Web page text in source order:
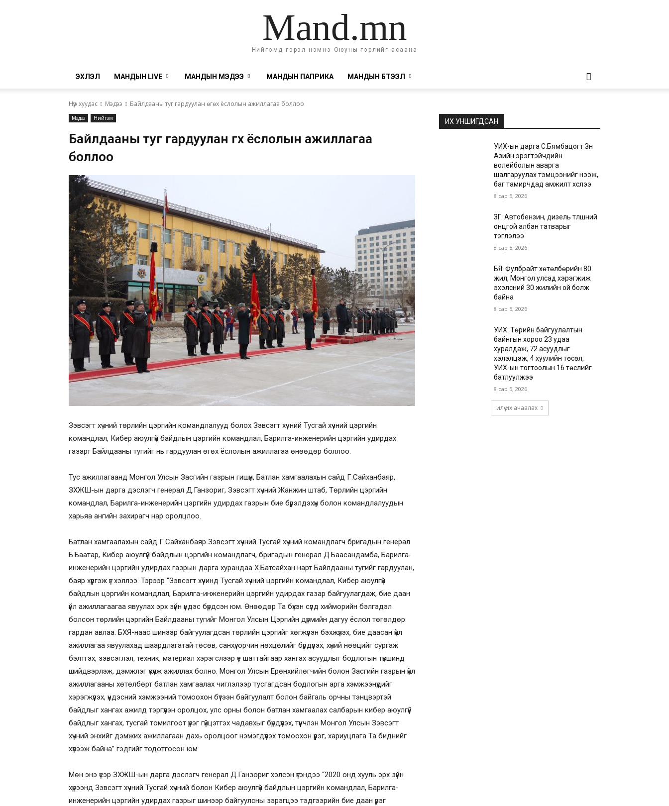
Mand.mn
Нийгэмд гэрэл нэмнэ-Оюуны гэрлийг асаана
ЭХЛЭЛ МАНДЫН LIVE МАНДЫН МЭДЭЭ МАНДЫН ПАПРИКА МАНДЫН БҮТЭЭЛ
Нүүр хуудас Мэдээ Байлдааны туг гардуулан өгөх ёслолын ажиллагаа боллоо
Мэдээ Нийгэм
Байлдааны туг гардуулан өгөх ёслолын ажиллагаа
боллоо
Зэвсэгт хүчний төрлийн цэргийн командлалууд болох Зэвсэгт хүчний Тусгай хүчний цэргийн
командлал, Кибер аюулгүй байдлын цэргийн командлал, Барилга-инженерийн цэргийн удирдах
газарт Байлдааны тугийг нь гардуулан өгөх ёслолын ажиллагаа өнөөдөр боллоо.
Тус ажиллагаанд Монгол Улсын Засгийн газрын гишүүн, Батлан хамгаалахын сайд Г.Сайханбаяр,
ЗХЖШ-ын дарга дэслэгч генерал Д.Ганзориг, Зэвсэгт хүчний Жанжин штаб, Төрлийн цэргийн
командлал, Барилга-инженерийн цэргийн удирдах газрын бие бүрэлдэхүүн болон командлалуудын
харьяа ангийн захирагч нар оролцлоо.
Батлан хамгаалахын сайд Г.Сайханбаяр Зэвсэгт хүчний Тусгай хүчний командлагч бригадын генерал
Б.Баатар, Кибер аюулгүй байдлын цэргийн командлагч, бригадын генерал Д.Баасандамба, Барилга-
инженерийн цэргийн удирдах газрын дарга хурандаа Х.Батсайхан нарт Байлдааны тугийг гардуулан,
баяр хүргэж үг хэллээ. Тэрээр “Зэвсэгт хүчинд Тусгай хүчний цэргийн командлал, Кибер аюулгүй
байдлын цэргийн командлал, Барилга-инженерийн цэргийн удирдах газар байгуулагдаж, бие даан
үйл ажиллагаагаа явуулах эрх зүйн үндэс бүрдсэн юм. Өнөөдөр Та бүхэн сүлд хийморийн бэлгэдэл
болсон төрлийн цэргийн Байлдааны тугийг Монгол Улсын Цэргийн дүрмийн дагуу ёслол төгөлдөр
гардан авлаа. БХЯ-наас шинээр байгуулагдсан төрлийн цэргийг хөгжүүлэн бэхжүүлэх, бие даасан үйл
ажиллагаа явуулахад шаардлагатай төсөв, санхүү, орчин нөхцөлийг бүрдүүлэх, хүний нөөцийг сургаж
бэлтгэх, зэвсэглэл, техник, материал хэрэгслээр үе шаттайгаар хангах асуудлыг бодлогын түвшинд
шийдвэрлэж, дэмжлэг үзүүлж ажиллах болно. Монгол Улсын Ерөнхийлөгчийн болон Засгийн газрын үйл
ажиллагааны хөтөлбөрт батлан хамгаалах чиглэлээр тусгагдсан бодлогын арга хэмжээнүүдийг
хэрэгжүүлэх, үндэсний хэмжээний томоохон бүтээн байгуулалт болон байгаль орчны тэнцвэртэй
байдлыг хангах ажилд тэргүүлэн оролцох, улс орны болон батлан хамгаалах салбарын кибер аюулгүй
байдлыг хангах, тусгай томилгоот үүрэг гүйцэтгэх чадавхыг бүрдүүлэх, түүнчлэн Монгол Улсын Зэвсэгт
хүчний энхийг дэмжих ажиллагаан дахь оролцоог нэмэгдүүлэх томоохон үүрэг, хариуцлага Та биднийг
хүлээж байна” гэдгийг тодотгосон юм.
Мөн энэ үеэр ЗХЖШ-ын дарга дэслэгч генерал Д.Ганзориг хэлсэн үгэндээ “2020 онд хууль эрх зүйн
хүрээнд Зэвсэгт хүчний Тусгай хүчний болон Кибер аюулгүй байдлын цэргийн командлал, Барилга-
инженерийн цэргийн удирдах газрыг шинээр байгуулсны зэрэгцээ тэдгээрийн бие даан үүрэг
ИХ УНШИГДСАН
УИХ-ын дарга С.Бямбацогт Зүүн
Азийн эрэгтэйчүүдийн
волейболын аварга
шалгаруулах тэмцээнийг нээж,
баг тамирчдад амжилт хүслээ
8 сар 5, 2026
ЗГ: Автобензин, дизель түлшний
онцгой албан татварыг
тэглэлээ
8 сар 5, 2026
БЯ: Фулбрайт хөтөлбөрийн 80
жил, Монгол улсад хэрэгжиж
эхэлсний 30 жилийн ой болж
байна
8 сар 5, 2026
УИХ: Төрийн байгуулалтын
байнгын хороо 23 удаа
хуралдаж, 72 асуудлыг
хэлэлцэж, 4 хуулийн төсөл,
УИХ-ын тогтоолын 16 төслийг
батлуулжээ
8 сар 5, 2026
илүү их ачаалах